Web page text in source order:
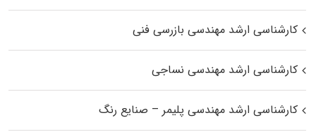
کارشناسی ارشد مهندسی بازرسی فنی
کارشناسی ارشد مهندسی نساجی
کارشناسی ارشد مهندسی پلیمر – صنایع رنگ